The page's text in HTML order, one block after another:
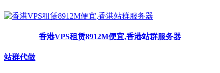
香港VPS租赁8912M便宜,香港站群服务器
站群代做